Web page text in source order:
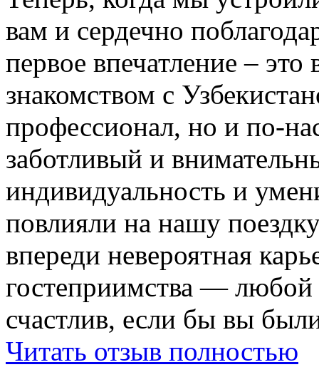
вам и сердечно
первое впечатление –
знакомством с
профессионал, но и по-
заботливый и
индивидуальность и
повлияли на нашу
впереди невероятная
гостеприимства —
счастлив, если бы вы
Читать отзыв полностью